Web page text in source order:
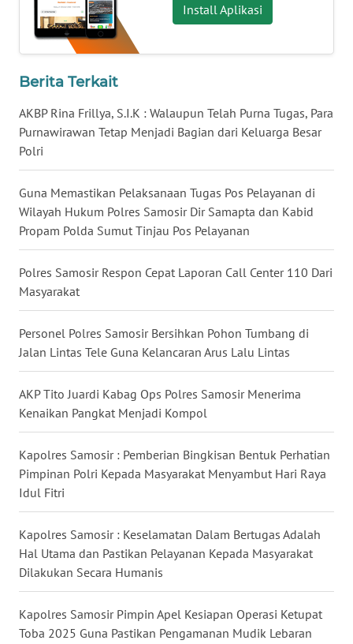
Install Aplikasi
Berita Terkait
AKBP Rina Frillya, S.I.K : Walaupun Telah Purna Tugas, Para
Purnawirawan Tetap Menjadi Bagian dari Keluarga Besar
Polri
Guna Memastikan Pelaksanaan Tugas Pos Pelayanan di
Wilayah Hukum Polres Samosir Dir Samapta dan Kabid
Propam Polda Sumut Tinjau Pos Pelayanan
Polres Samosir Respon Cepat Laporan Call Center 110 Dari
Masyarakat
Personel Polres Samosir Bersihkan Pohon Tumbang di
Jalan Lintas Tele Guna Kelancaran Arus Lalu Lintas
AKP Tito Juardi Kabag Ops Polres Samosir Menerima
Kenaikan Pangkat Menjadi Kompol
Kapolres Samosir : Pemberian Bingkisan Bentuk Perhatian
Pimpinan Polri Kepada Masyarakat Menyambut Hari Raya
Idul Fitri
Kapolres Samosir : Keselamatan Dalam Bertugas Adalah
Hal Utama dan Pastikan Pelayanan Kepada Masyarakat
Dilakukan Secara Humanis
Kapolres Samosir Pimpin Apel Kesiapan Operasi Ketupat
Toba 2025 Guna Pastikan Pengamanan Mudik Lebaran
WN
KARAWANG
WN
WN
BOGOR
WN
DEPOK
TAPANULI
UTARA
WN
SAMOSIR
WN
PADANG
SUMEDANG
CIANJUR
SERIBU